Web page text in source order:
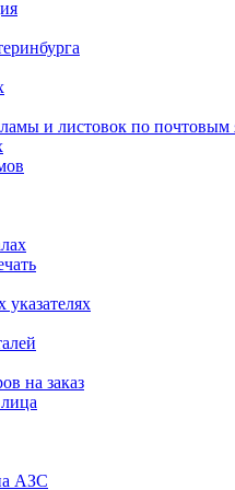
и листовок по
на заказ
АЗС